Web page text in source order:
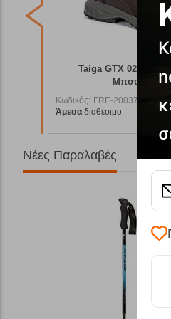
Taiga GTX 02
Μποτάκια
Κωδικός: FRE-20037
Άμεσα διαθέσιμο
Νέες Παραλαβές